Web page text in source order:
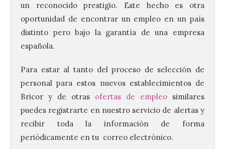
un reconocido prestigio. Este hecho es otra
oportunidad de encontrar un empleo en un país
distinto pero bajo la garantía de una empresa
española.
Para estar al tanto del proceso de selección de
personal para estos nuevos establecimientos de
Bricor y de otras ofertas de empleo similares
puedes registrarte en nuestro servicio de alertas y
recibir toda la información de forma
periódicamente en tu correo electrónico.
Vuelve la tradicional Feria
de Dulces del Convento a
Gradefes
7 Ago 2026
Tendrá lugar el 9 de
agosto en los aledaños del
monasterio cisterciense
de Santa María la Real de
Gradefes. Una cita
imprescindible para disfrutar de los
mejores dulces conventuales, tradición,
cultura y un ambiente único. El
Ayuntamiento de Gradefes, intentando